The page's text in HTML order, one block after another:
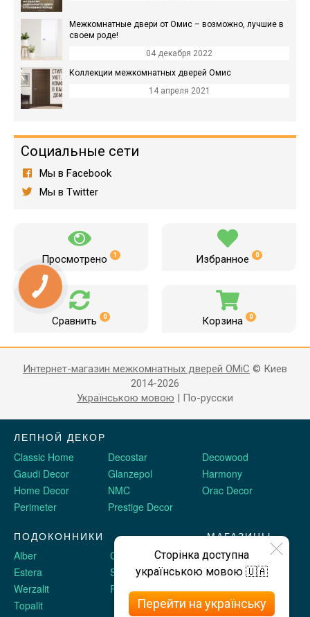
Межкомнатные двери от Омис – возможно, лучшие в
своем роде!
04 декабря 2022
Коллекции межкомнатных дверей Омис
14 апреля 2021
Социальные сети
Мы в Facebook
Мы в Twitter
Просмотрено 1 Избранное 0
Сравнить 0 Корзина 0
Интернет-магазин межкомнатных дверей OMiC © Киев
2014-2026
Українською мовою | По-русски
ЛЕПНОЙ ДЕКОР
Classic Home
Decostar
Decowood
Gaudi Decor
Glanzepol
Harmony
Home Decor
NMC
Orac Decor
Perimeter
Prestige Decor
ПОДОКОННИКИ
Alber
Crystalit
Estera
Sauberg
Werzalit
Plastolit
Topalit
МАГАЗИНЫ
Двери Omis
Stickerwall
Жидкие обои
Сторінка доступна
українською мовою 🇺🇦
Перейти на українську